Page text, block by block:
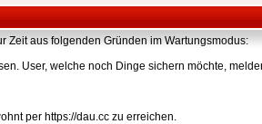
Zeit aus folgenden Gründen im Wartungsmodus:
User, welche noch Dinge sichern möchte,
per https://dau.cc zu erreichen.